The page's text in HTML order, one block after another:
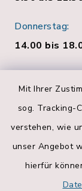
Mit Ihrer
sog. Tracking-
verstehen, wie
unser Angebot
hierfür
Donnerstag:
14.00 bis
Geoportal